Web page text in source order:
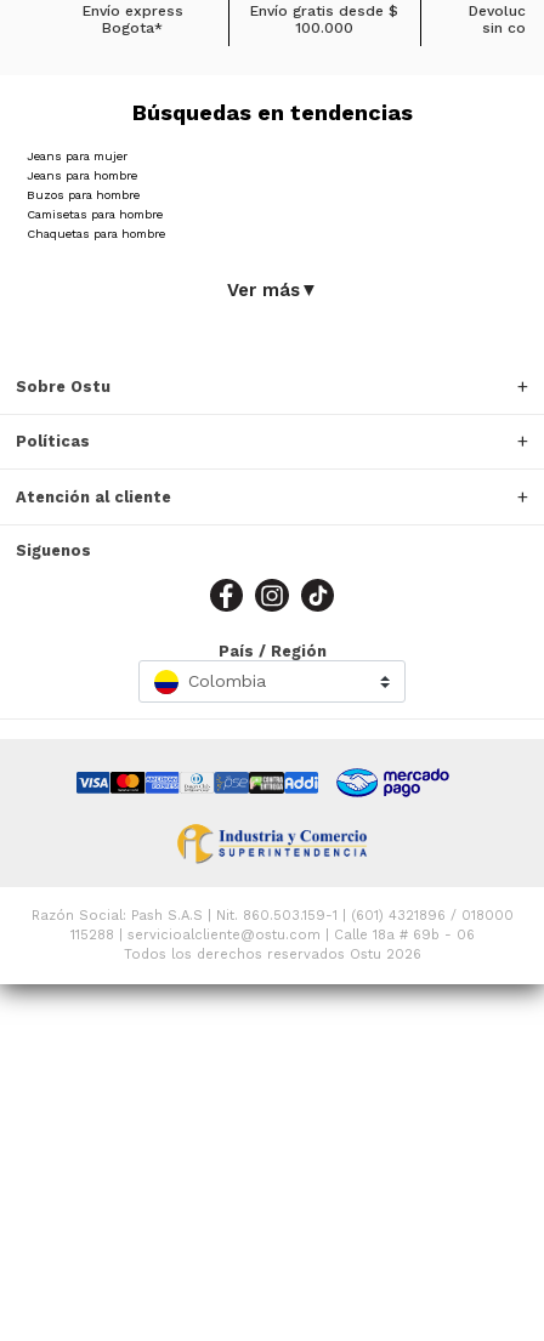
Envío express
Bogota*
Envío gratis desde$
100.000
sin
Búsquedas en tendencias
Jeans para mujer
Jeans para hombre
Buzos para hombre
Camisetas para hombre
Chaquetas para hombre
Ver más▼
Sobre Ostu
Políticas
Atención al cliente
Siguenos
País / Región
Colombia
Razón Social: Pash S.A.S | Nit. 860.503.159-1 | (601) 4321896 / 018000
115288 | servicioalcliente@ostu.com | Calle 18a # 69b - 06
Todos los derechos reservados Ostu 2026